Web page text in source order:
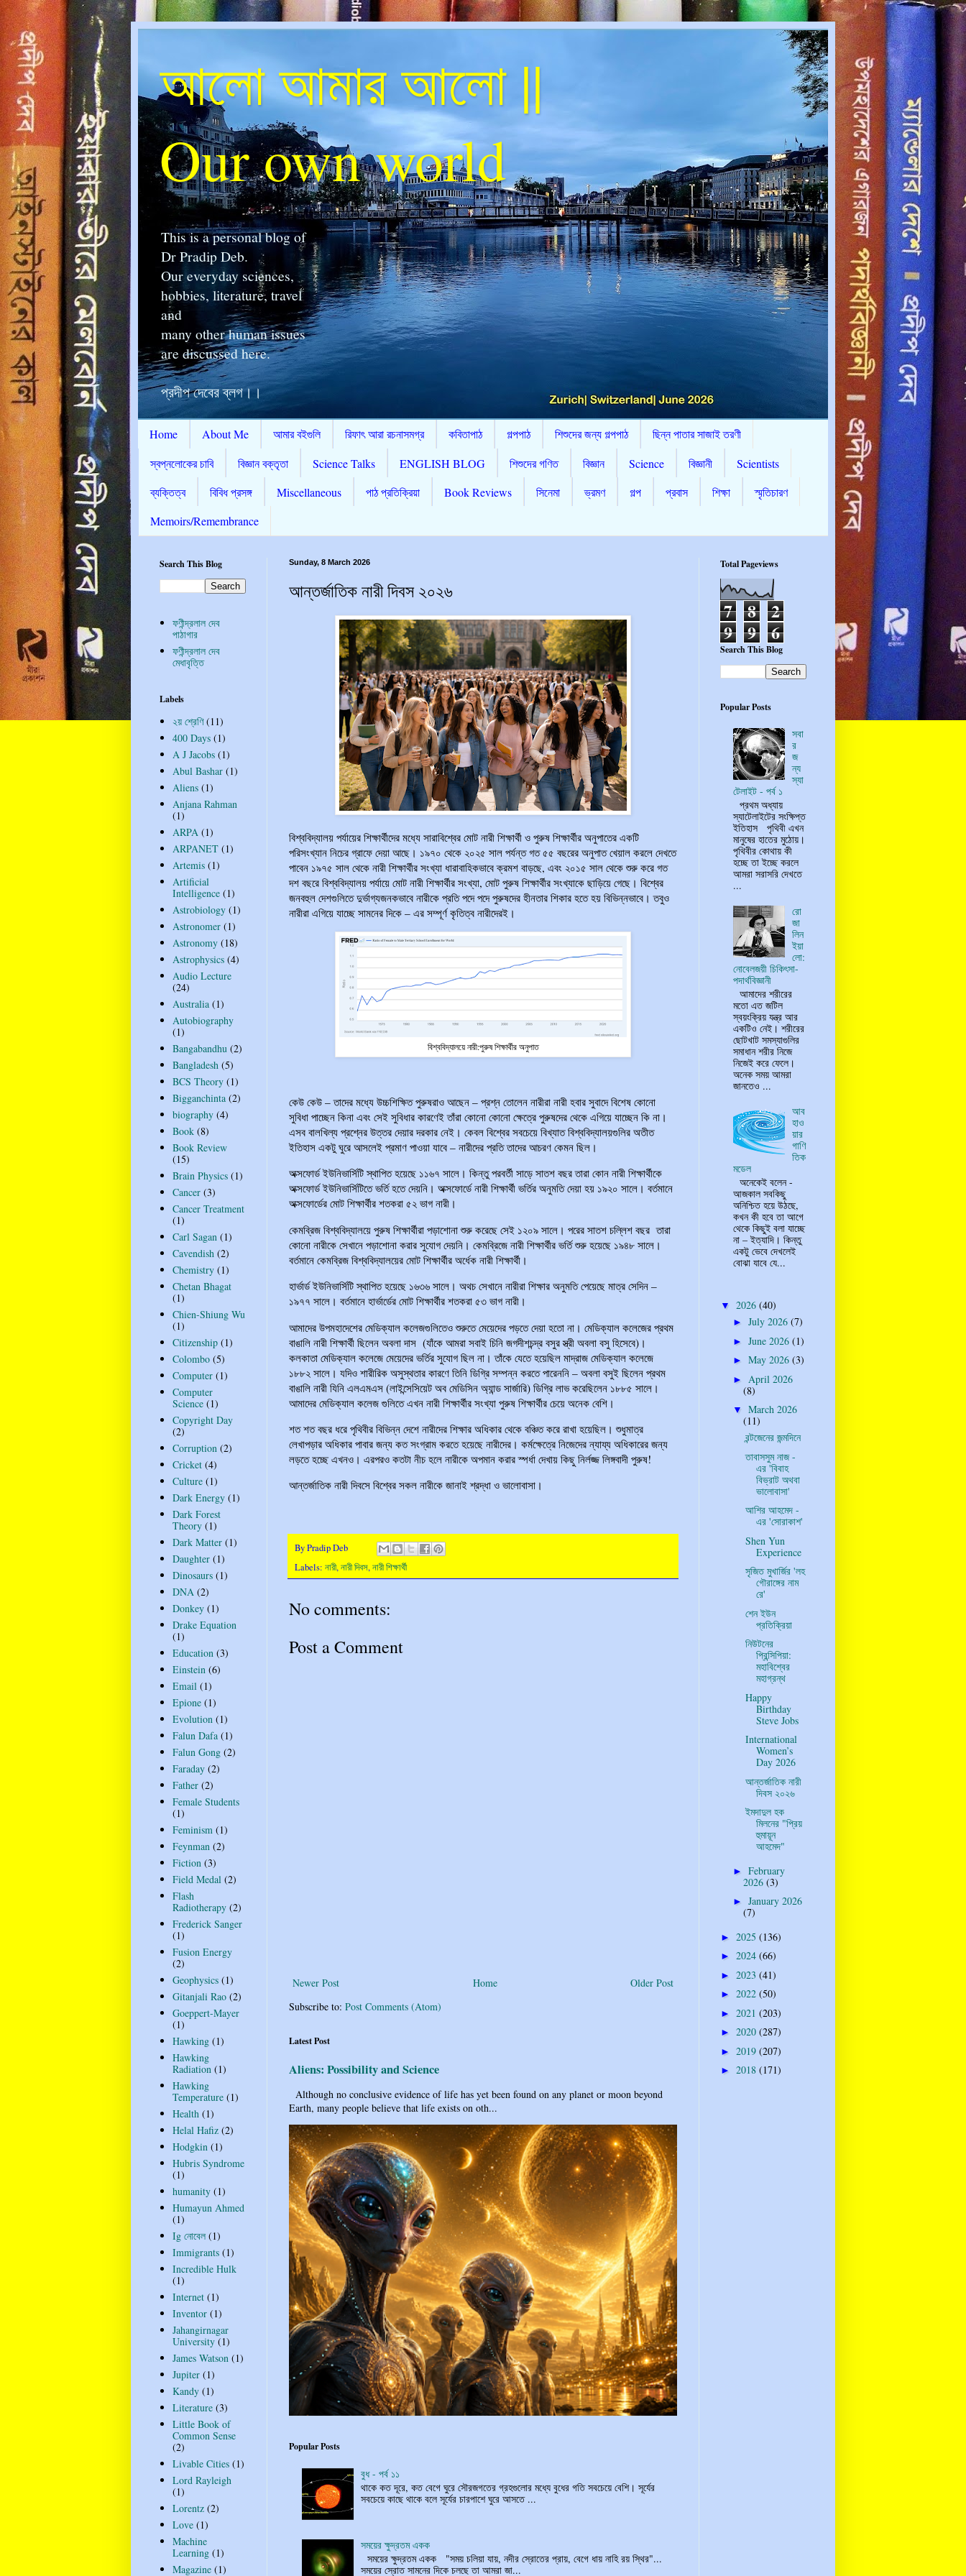
আলো আমার আলো ||
Our own world
This is a personal blog of
Dr Pradip Deb.
Our everyday sciences,
hobbies, literature, travel
and
many other human issues
are discussed here.
প্রদীপ দেবের ব্লগ।।
Home About Me আমার বইগুলি রিফাৎ আরা রচনাসমগ্র কবিতাপাঠ গল্পপাঠ শিশুদের জন্য গল্পপাঠ
ছিন্ন পাতার সাজাই তরণী
স্বপ্নলোকের চাবি
বিজ্ঞান বক্তৃতা Science Talks ENGLISH BLOG শিশুদের গণিত বিজ্ঞান Science বিজ্ঞানী
Scientists
ব্যক্তিত্ব
বিবিধ প্রসঙ্গ Miscellaneous পাঠ প্রতিক্রিয়া Book Reviews সিনেমা ভ্রমণ গল্প প্রবাস শিক্ষা
স্মৃতিচারণ
Memoirs/Remembrance
Sunday, 8 March 2026
আন্তর্জাতিক নারী দিবস ২০২৬
বিশ্ববিদ্যালয় পর্যায়ের শিক্ষার্থীদের মধ্যে সারাবিশ্বের মোট নারী শিক্ষার্থী ও পুরুষ শিক্ষার্থীর অনুপাতের একটি
পরিসংখ্যান নিচের গ্রাফে দেয়া আছে। ১৯৭০ থেকে ২০২৫ সাল পর্যন্ত গত ৫৫ বছরের অনুপাত খেয়াল করলে দেখতে
পাবেন ১৯৭৫ সাল থেকে নারী শিক্ষার্থীর সংখ্যা ধারাবাহিকভাবে ক্রমশ বাড়ছে, এবং ২০১৫ সাল থেকে শুরু করে গত
দশ বছরে বিশ্ববিদ্যালয় পর্যায়ে মোট নারী শিক্ষার্থীর সংখ্যা, মোট পুরুষ শিক্ষার্থীর সংখ্যাকে ছাড়িয়ে গেছে। বিশ্বের
জনবহুল দেশগুলিতে দুর্ভাগ্যজনকভাবে নারীকে প্রতি পদে পদে পুরুষদের হীনতার শিকার হতে হয় বিভিন্নভাবে। তবুও
নারীরা এগিয়ে যাচ্ছে সামনের দিকে – এর সম্পূর্ণ কৃতিত্ব নারীদেরই।
বিশ্ববিদ্যালয়ে নারী:পুরুষ শিক্ষার্থীর অনুপাত
কেউ কেউ – তাদের মধ্যে উচ্চশিক্ষিত পুরুষরাও আছেন – প্রশ্ন তোলেন নারীরা নারী হবার সুবাদে বিশেষ কোনো
সুবিধা পাচ্ছেন কিনা এবং সেই সুবিধার কারণেই তাঁরা কোনো কোনো ক্ষেত্রে পুরুষদের থেকে এগিয়ে যাচ্ছেন কি না।
এসব বালখিল্য প্রশ্নের উত্তর দেয়ার দরকার নেই। কেবল বিশ্বের সবচেয়ে বিখ্যাত বিশ্ববিদ্যালয়গুলির অতীত
ইতিহাস একটু ঘুরে আসলেই প্রমাণ পাওয়া যাবে – নারীদের প্রতি তাদের আচরণ কেমন ছিল।
অক্সফোর্ড ইউনিভার্সিটি স্থাপিত হয়েছে ১১৬৭ সালে। কিন্তু পরবর্তী সাড়ে সাতশ বছর তারা কোন নারী শিক্ষার্থীকে
অক্সফোর্ড ইউনিভার্সিটিতে ভর্তি হতে দেয়নি। অক্সফোর্ডে নারী শিক্ষার্থী ভর্তির অনুমতি দেয়া হয় ১৯২০ সালে। বর্তমানে
অক্সফোর্ডের মোট শিক্ষার্থীর শতকরা ৫২ ভাগ নারী।
কেমব্রিজ বিশ্ববিদ্যালয়ে পুরুষ শিক্ষার্থীরা পড়াশোনা শুরু করেছে সেই ১২০৯ সালে। পরের সাতশ চল্লিশ বছর তারা
কোনো নারীকে সেখানে পড়াশোনা করার সুযোগ দেয়নি। কেমব্রিজে নারী শিক্ষার্থীর ভর্তি শুরু হয়েছে ১৯৪৮ সালে।
বর্তমানে কেমব্রিজ বিশ্ববিদ্যালয়ের মোট শিক্ষার্থীর অর্ধেক নারী শিক্ষার্থী।
হার্ভার্ড ইউনিভার্সিটি স্থাপিত হয়েছে ১৬৩৬ সালে। অথচ সেখানে নারীরা শিক্ষার অনুমতি পেয়েছে মাত্র সেদিন –
১৯৭৭ সালে। বর্তমানে হার্ভার্ডের মোট শিক্ষার্থীর শতকরা ৫৩ ভাগ নারী।
আমাদের উপমহাদেশের মেডিক্যাল কলেজগুলিতেও শুরুতে মেয়েদের পড়তে দেয়া হতো না। মেডিক্যাল কলেজের প্রথম
বাঙালি নারী শিক্ষার্থী ছিলেন অবলা দাস (যাঁকে আমরা সবাই চিনি জগদীশচন্দ্র বসুর স্ত্রী অবলা বসু হিসেবে)।
কলকাতা মেডিক্যাল কলেজে মেয়েদের ভর্তির সুযোগ ছিল না। তাঁকে যেতে হয়েছিল মাদ্রাজ মেডিক্যাল কলেজে
১৮৮২ সালে। যদিও শারীরিক অসুস্থতার কারণে তিনি ডিগ্রি সম্পন্ন করতে পারেননি – অবলা বসুই ছিলেন প্রথম
বাঙালি নারী যিনি এলএমএস (লাইন্সেসিয়েট অব মেডিসিন অ্যান্ড সার্জারি) ডিগ্রি লাভ করেছিলেন ১৮৮৫ সালে।
আমাদের মেডিক্যাল কলেজ গুলিতে এখন নারী শিক্ষার্থীর সংখ্যা পুরুষ শিক্ষার্থীর চেয়ে অনেক বেশি।
শত শত বছর ধরে পৃথিবীর বিভিন্ন দেশে নারীদের শিক্ষার অধিকার থেকে বঞ্চিত করে রাখা হয়েছিল। শুধুমাত্র
লেখাপড়ার অধিকার পাবার জন্য কত সংগ্রাম করতে হয়েছে নারীদের। কর্মক্ষেত্রে নিজেদের ন্যায্য অধিকারের জন্য
লড়তে হচ্ছে এখনও। এরপরও কতটা নীচ হলে নারীকে অপমান করার স্পর্ধা দেখায় কিছু নির্লজ্জ লিঙ্গবাদী পুরুষ!
আন্তর্জাতিক নারী দিবসে বিশ্বের সকল নারীকে জানাই শ্রদ্ধা ও ভালোবাসা।
ByPradip Deb
Labels: নারী,নারী দিবস,নারী শিক্ষার্থী
No comments:
Post a Comment
Newer Post Older Post
Home
Subscribe to: Post Comments (Atom)
Latest Post
Aliens: Possibility and Science
Although no conclusive evidence of life has yet been found on any planet or moon beyond
Earth, many people believe that life exists on oth...
Popular Posts
বুধ - পর্ব ১১
থাকে কত দূরে, কত বেগে ঘুরে সৌরজগতের গ্রহগুলোর মধ্যে বুধের গতি সবচেয়ে বেশি। সূর্যের
সবচেয়ে কাছে থাকে বলে সূর্যের চারপাশে ঘুরে আসতে ...
সময়ের ক্ষুদ্রতম একক
সময়ের ক্ষুদ্রতম একক "সময় চলিয়া যায়, নদীর স্রোতের প্রায়, বেগে ধায় নাহি রয় স্থির"...
সময়ের স্রোত সামনের দিকে চলছে তা আমরা জা...
Search This Blog
ফণীন্দ্রলাল দেব
পাঠাগার
ফণীন্দ্রলাল দেব
মেধাবৃত্তি
Labels
২য় শ্রেণি (11)
400 Days (1)
A J Jacobs (1)
Abul Bashar (1)
Aliens (1)
Anjana Rahman
(1)
ARPA (1)
ARPANET (1)
Artemis (1)
Artificial
Intelligence (1)
Astrobiology (1)
Astronomer (1)
Astronomy (18)
Astrophysics (4)
Audio Lecture
(24)
Australia (1)
Autobiography
(1)
Bangabandhu (2)
Bangladesh (5)
BCS Theory (1)
Bigganchinta (2)
biography (4)
Book (8)
Book Review
(15)
Brain Physics (1)
Cancer (3)
Cancer Treatment
(1)
Carl Sagan (1)
Cavendish (2)
Chemistry (1)
Chetan Bhagat
(1)
Chien-Shiung Wu
(1)
Citizenship (1)
Colombo (5)
Computer (1)
Computer
Science (1)
Copyright Day
(2)
Corruption (2)
Cricket (4)
Culture (1)
Dark Energy (1)
Dark Forest
Theory (1)
Dark Matter (1)
Daughter (1)
Dinosaurs (1)
DNA (2)
Donkey (1)
Drake Equation
(1)
Education (3)
Einstein (6)
Email (1)
Epione (1)
Evolution (1)
Falun Dafa (1)
Falun Gong (2)
Faraday (2)
Father (2)
Female Students
(1)
Feminism (1)
Feynman (2)
Fiction (3)
Field Medal (2)
Flash
Radiotherapy (2)
Frederick Sanger
(1)
Fusion Energy
(2)
Geophysics (1)
Gitanjali Rao (2)
Goeppert-Mayer
(1)
Hawking (1)
Hawking
Radiation (1)
Hawking
Temperature (1)
Health (1)
Helal Hafiz (2)
Hodgkin (1)
Hubris Syndrome
(1)
humanity (1)
Humayun Ahmed
(1)
Ig নোবেল (1)
Immigrants (1)
Incredible Hulk
(1)
Internet (1)
Inventor (1)
Jahangirnagar
University (1)
James Watson (1)
Jupiter (1)
Kandy (1)
Literature (3)
Little Book of
Common Sense
(2)
Livable Cities (1)
Lord Rayleigh
(1)
Lorentz (2)
Love (1)
Machine
Learning (1)
Magazine (1)
Total Pageviews
7 8 2
9 9 6
Search This Blog
Popular Posts
সবা
র
জ
ন্য
স্যা
টেলাইট - পর্ব ১
প্রথম অধ্যায়
স্যাটেলাইটের সংক্ষিপ্ত
ইতিহাস পৃথিবী এখন
মানুষের হাতের মুঠোয়।
পৃথিবীর কোথায় কী
হচ্ছে তা ইচ্ছে করলে
আমরা সরাসরি দেখতে
...
রো
জা
লিন
ইয়া
লো:
নোবেলজয়ী চিকিৎসা-
পদার্থবিজ্ঞানী
আমাদের শরীরের
মতো এত জটিল
স্বয়ংক্রিয় যন্ত্র আর
একটিও নেই। শরীরের
ছোটখাট সমস্যাগুলির
সমাধান শরীর নিজে
নিজেই করে ফেলে।
অনেক সময় আমরা
জানতেও ...
আব
হাও
য়ার
গাণি
তিক
মডেল
অনেকেই বলেন -
আজকাল সবকিছু
অনিশ্চিত হয়ে উঠছে,
কখন কী হবে তা আগে
থেকে কিছুই বলা যাচ্ছে
না – ইত্যাদি। কিন্তু
একটু ভেবে দেখলেই
বোঝা যাবে যে...
▼ 2026 (40)
► July 2026 (7)
► June 2026 (1)
► May 2026 (3)
► April 2026
(8)
▼ March 2026
(11)
রন্টজেনের জন্মদিনে
তাবাসসুম নাজ -
এর 'বিবাহ
বিভ্রাট অথবা
ভালোবাসা'
আশির আহমেদ -
এর 'সোরাকাশ'
Shen Yun
Experience
সৃজিত মুখার্জির 'লহ
গৌরাঙ্গের নাম
রে'
শেন ইউন
প্রতিক্রিয়া
নিউটনের
প্রিন্সিপিয়া:
মহাবিশ্বের
মহাগ্রন্থ
Happy
Birthday
Steve Jobs
International
Women’s
Day 2026
আন্তর্জাতিক নারী
দিবস ২০২৬
ইমদাদুল হক
মিলনের "প্রিয়
হুমায়ূন
আহমেদ"
► February
2026 (3)
► January 2026
(7)
► 2025 (136)
► 2024 (66)
► 2023 (41)
► 2022 (50)
► 2021 (203)
► 2020 (287)
► 2019 (207)
► 2018 (171)